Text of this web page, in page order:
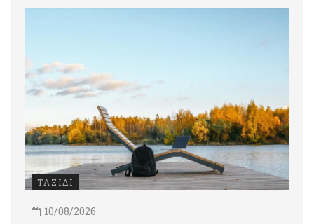
ΤΑΞΙΔΙ
10/08/2026